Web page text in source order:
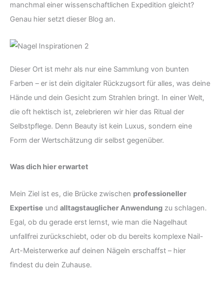
manchmal einer wissenschaftlichen Expedition gleicht?
Genau hier setzt dieser Blog an.
Dieser Ort ist mehr als nur eine Sammlung von bunten
Farben – er ist dein digitaler Rückzugsort für alles, was deine
Hände und dein Gesicht zum Strahlen bringt. In einer Welt,
die oft hektisch ist, zelebrieren wir hier das Ritual der
Selbstpflege. Denn Beauty ist kein Luxus, sondern eine
Form der Wertschätzung dir selbst gegenüber.
Was dich hier erwartet
Mein Ziel ist es, die Brücke zwischen professioneller
Expertise und alltagstauglicher Anwendung zu schlagen.
Egal, ob du gerade erst lernst, wie man die Nagelhaut
unfallfrei zurückschiebt, oder ob du bereits komplexe Nail-
Art-Meisterwerke auf deinen Nägeln erschaffst – hier
findest du dein Zuhause.